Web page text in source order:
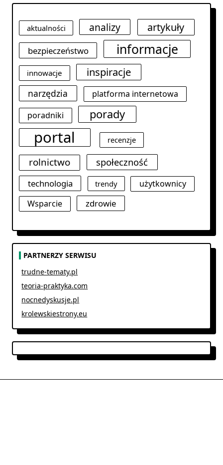
aktualności analizy artykuły
bezpieczeństwo informacje
innowacje inspiracje
narzędzia
platforma internetowa
poradniki
porady
portal recenzje
rolnictwo społeczność
technologia trendy
użytkownicy
Wsparcie
zdrowie
PARTNERZY SERWISU
trudne-tematy.pl
teoria-praktyka.com
nocnedyskusje.pl
krolewskiestrony.eu